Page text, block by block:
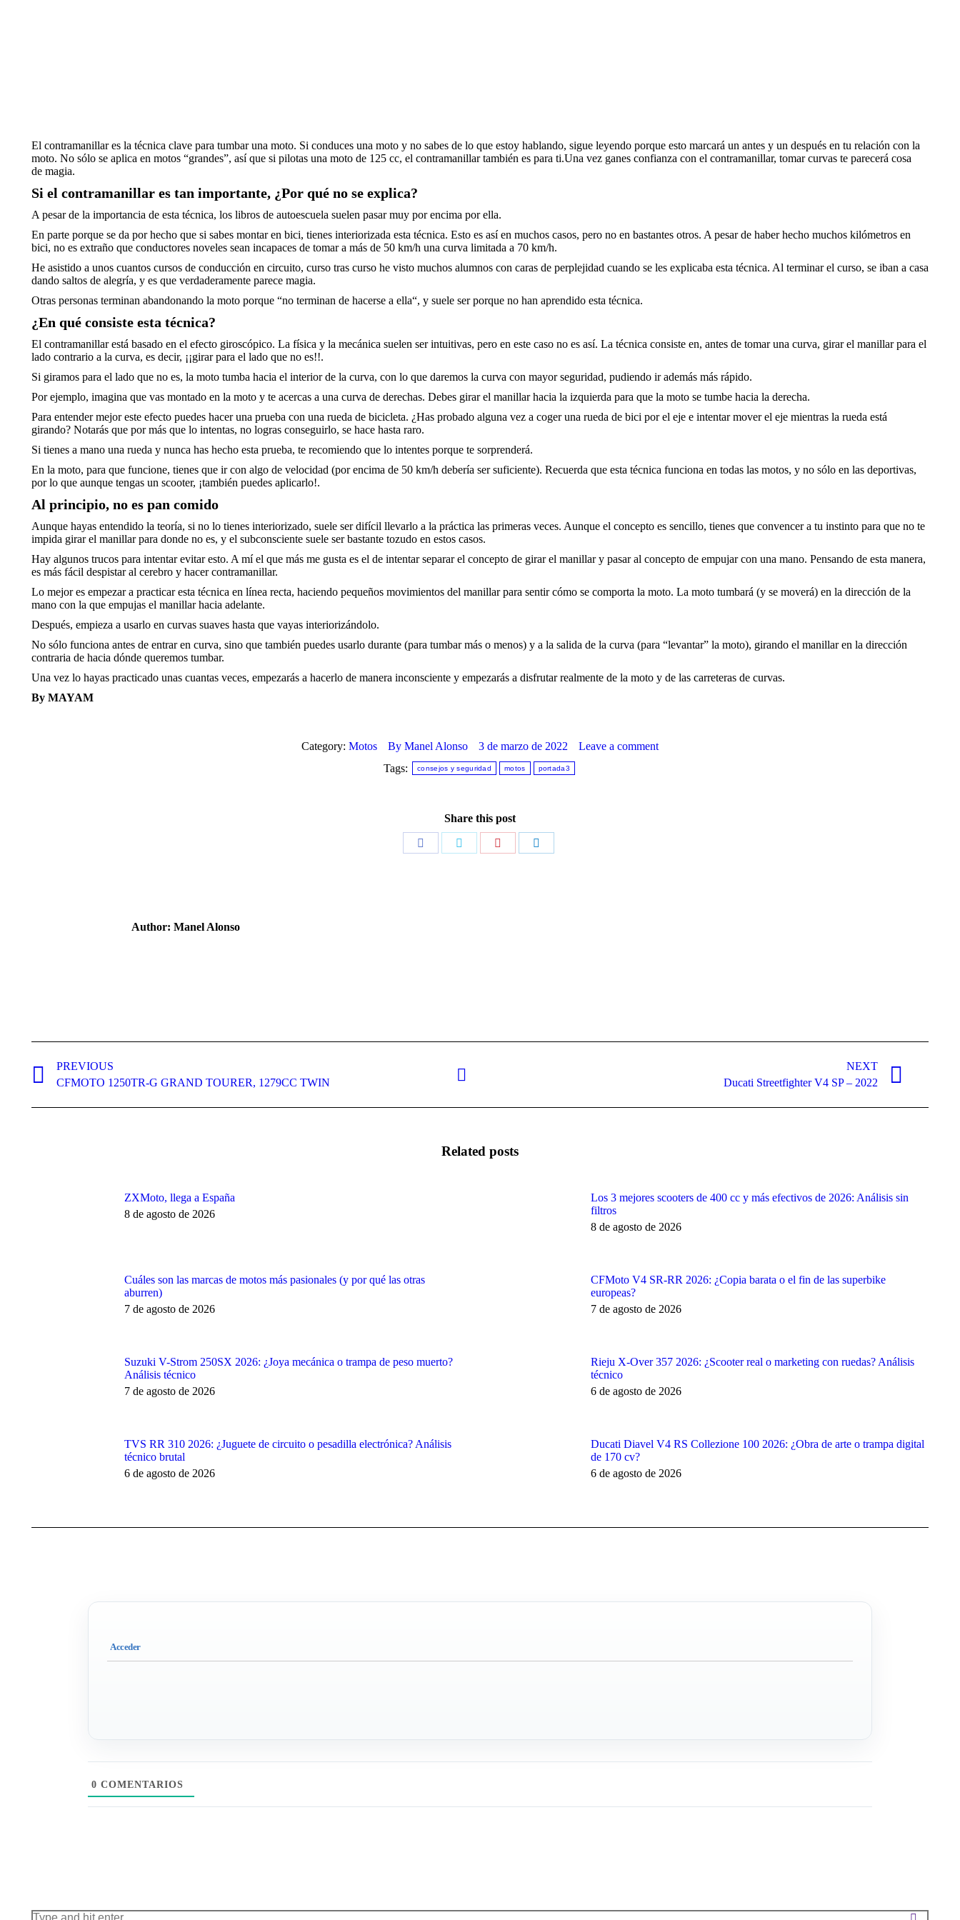
El contramanillar es la técnica clave para tumbar una moto. Si conduces una moto y no sabes de lo que estoy hablando, sigue leyendo porque esto marcará un antes y un después en tu relación con la
moto. No sólo se aplica en motos “grandes”, así que si pilotas una moto de 125 cc, el contramanillar también es para ti.Una vez ganes confianza con el contramanillar, tomar curvas te parecerá cosa
de magia.
Si el contramanillar es tan importante, ¿Por qué no se explica?
A pesar de la importancia de esta técnica, los libros de autoescuela suelen pasar muy por encima por ella.
En parte porque se da por hecho que si sabes montar en bici, tienes interiorizada esta técnica. Esto es así en muchos casos, pero no en bastantes otros. A pesar de haber hecho muchos kilómetros en
bici, no es extraño que conductores noveles sean incapaces de tomar a más de 50 km/h una curva limitada a 70 km/h.
He asistido a unos cuantos cursos de conducción en circuito, curso tras curso he visto muchos alumnos con caras de perplejidad cuando se les explicaba esta técnica. Al terminar el curso, se iban a casa
dando saltos de alegría, y es que verdaderamente parece magia.
Otras personas terminan abandonando la moto porque “no terminan de hacerse a ella“, y suele ser porque no han aprendido esta técnica.
¿En qué consiste esta técnica?
El contramanillar está basado en el efecto giroscópico. La física y la mecánica suelen ser intuitivas, pero en este caso no es así. La técnica consiste en, antes de tomar una curva, girar el manillar para el
lado contrario a la curva, es decir, ¡¡girar para el lado que no es!!.
Si giramos para el lado que no es, la moto tumba hacia el interior de la curva, con lo que daremos la curva con mayor seguridad, pudiendo ir además más rápido.
Por ejemplo, imagina que vas montado en la moto y te acercas a una curva de derechas. Debes girar el manillar hacia la izquierda para que la moto se tumbe hacia la derecha.
Para entender mejor este efecto puedes hacer una prueba con una rueda de bicicleta. ¿Has probado alguna vez a coger una rueda de bici por el eje e intentar mover el eje mientras la rueda está
girando? Notarás que por más que lo intentas, no logras conseguirlo, se hace hasta raro.
Si tienes a mano una rueda y nunca has hecho esta prueba, te recomiendo que lo intentes porque te sorprenderá.
En la moto, para que funcione, tienes que ir con algo de velocidad (por encima de 50 km/h debería ser suficiente). Recuerda que esta técnica funciona en todas las motos, y no sólo en las deportivas,
por lo que aunque tengas un scooter, ¡también puedes aplicarlo!.
Al principio, no es pan comido
Aunque hayas entendido la teoría, si no lo tienes interiorizado, suele ser difícil llevarlo a la práctica las primeras veces. Aunque el concepto es sencillo, tienes que convencer a tu instinto para que no te
impida girar el manillar para donde no es, y el subconsciente suele ser bastante tozudo en estos casos.
Hay algunos trucos para intentar evitar esto. A mí el que más me gusta es el de intentar separar el concepto de girar el manillar y pasar al concepto de empujar con una mano. Pensando de esta manera,
es más fácil despistar al cerebro y hacer contramanillar.
Lo mejor es empezar a practicar esta técnica en línea recta, haciendo pequeños movimientos del manillar para sentir cómo se comporta la moto. La moto tumbará (y se moverá) en la dirección de la
mano con la que empujas el manillar hacia adelante.
Después, empieza a usarlo en curvas suaves hasta que vayas interiorizándolo.
No sólo funciona antes de entrar en curva, sino que también puedes usarlo durante (para tumbar más o menos) y a la salida de la curva (para “levantar” la moto), girando el manillar en la dirección
contraria de hacia dónde queremos tumbar.
Una vez lo hayas practicado unas cuantas veces, empezarás a hacerlo de manera inconsciente y empezarás a disfrutar realmente de la moto y de las carreteras de curvas.
By MAYAM
Category: Motos By Manel Alonso 3 de marzo de 2022
Leave a comment
Tags:
consejos y seguridad motos portada3
Share this post
Author: Manel Alonso
navigation
PREVIOUS
Previous
CFMOTO 1250TR-G GRAND TOURER, 1279CC TWIN
NEXT
Ducati Streetfighter V4 SP – 2022
Related posts
ZXMoto, llega a España
8 de agosto de 2026
Los 3 mejores scooters de 400 cc y más efectivos de 2026: Análisis sin
filtros
8 de agosto de 2026
Cuáles son las marcas de motos más pasionales (y por qué las otras
aburren)
7 de agosto de 2026
CFMoto V4 SR-RR 2026: ¿Copia barata o el fin de las superbike
europeas?
7 de agosto de 2026
Suzuki V-Strom 250SX 2026: ¿Joya mecánica o trampa de peso muerto?
Análisis técnico
7 de agosto de 2026
Rieju X-Over 357 2026: ¿Scooter real o marketing con ruedas? Análisis
técnico
6 de agosto de 2026
TVS RR 310 2026: ¿Juguete de circuito o pesadilla electrónica? Análisis
técnico brutal
6 de agosto de 2026
Ducati Diavel V4 RS Collezione 100 2026: ¿Obra de arte o trampa digital
de 170 cv?
6 de agosto de 2026
0 COMENTARIOS
Search: